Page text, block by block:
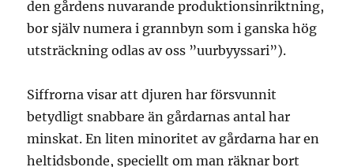
den gårdens nuvarande produktionsinriktning,
bor själv numera i grannbyn som i ganska hög
utsträckning odlas av oss ”uurbyyssari”).
Siffrorna visar att djuren har försvunnit
betydligt snabbare än gårdarnas antal har
minskat. En liten minoritet av gårdarna har en
heltidsbonde, speciellt om man räknar bort